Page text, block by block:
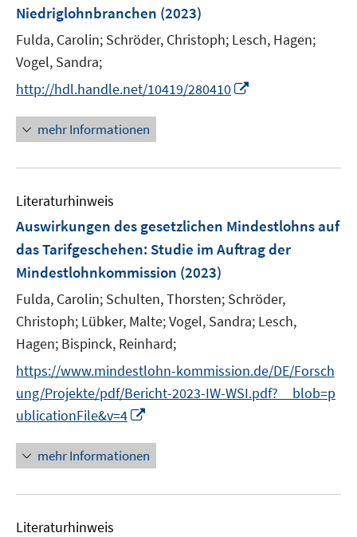
Niedriglohnbranchen (2023)
Fulda, Carolin; Schröder, Christoph; Lesch, Hagen;
Vogel, Sandra;
http://hdl.handle.net/10419/280410
u
F
n
t
e
f
f
mehr Informationen
Literaturhinweis
Auswirkungen des gesetzlichen Mindestlohns auf
das Tarifgeschehen: Studie im Auftrag der
Mindestlohnkommission (2023)
Fulda, Carolin; Schulten, Thorsten; Schröder,
Christoph; Lübker, Malte;Vogel, Sandra; Lesch,
Hagen; Bispinck, Reinhard;
https://www.mindestlohn-kommission.de/DE/Forsch
ung/Projekte/pdf/Bericht-2023-IW-WSI.pdf?__blob=p
ublicationFile&v=4
n
e
u
mehr Informationen
Literaturhinweis